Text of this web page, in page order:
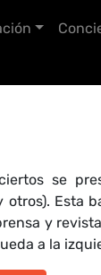
se
otros). Esta
y
a la